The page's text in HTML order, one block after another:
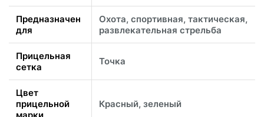
Предназначен
для
Охота, спортивная, тактическая,
развлекательная стрельба
Прицельная
сетка
Точка
Цвет
прицельной
Красный, зеленый